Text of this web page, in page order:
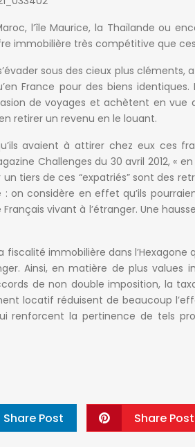
l’île Maurice, la Thaïlande ou
immobilière très compétitive que
sous des cieux plus cléments,
France pour des biens identiques.
de voyages et achètent en vue
retirer un revenu en le louant.
avaient à attirer chez eux ces
Challenges du 30 avril 2012, «
tiers de ces “expatriés” sont des
on considère en effet qu’ils
vivant à l’étranger. Une
immobilière dans l’Hexagone
Ainsi, en matière de plus values
de non double imposition, la
locatif réduisent de beaucoup
renforcent la pertinence de tels
Share Post Share Post